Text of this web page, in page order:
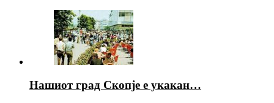
Нашиот град Скопје е укакан…